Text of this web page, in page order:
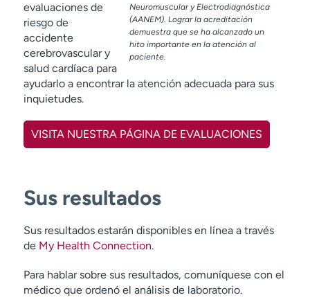
Neuromuscular y Electrodiagnóstica
(AANEM). Lograr la acreditación
demuestra que se ha alcanzado un
hito importante en la atención al
paciente.
evaluaciones de
riesgo de
accidente
cerebrovascular y
salud cardíaca para
ayudarlo a encontrar la atención adecuada para sus
inquietudes.
VISITA NUESTRA PÁGINA DE EVALUACIONES
Sus resultados
Sus resultados estarán disponibles en línea a través
de My Health Connection.
Para hablar sobre sus resultados, comuníquese con el
médico que ordenó el análisis de laboratorio.